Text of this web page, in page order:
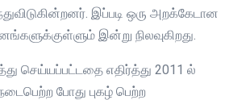
இப்படி ஒரு அறக்கேடான
இன்று நிலவுகிறது.
செய்யப்பட்டதை எதிர்த்து 2011 ல்
போது புகழ் பெற்ற